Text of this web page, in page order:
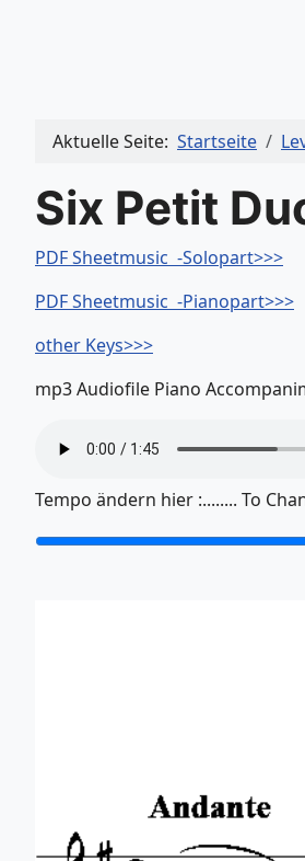
Aktuelle Seite: Startseite
Six Petit
PDF Sheetmusic -Solopart>>>
PDF Sheetmusic -Pianopart>>>
other Keys>>>
mp3 Audiofile Piano
Tempo ändern hier :........ To